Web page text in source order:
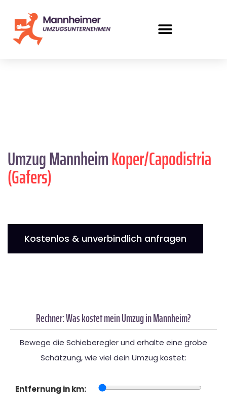
Umzug MannheimKoper/Capodistria
(Gafers)
Kostenlos & unverbindlich anfragen
Rechner: Was kostet mein Umzug in Mannheim?
Bewege die Schieberegler und erhalte eine grobe
Schätzung, wie viel dein Umzug kostet:
Entfernung in km: